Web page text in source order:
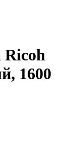
Ricoh
1600